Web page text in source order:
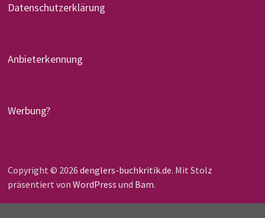
Datenschutzerklärung
Anbieterkennung
Werbung?
Copyright © 2026 denglers-buchkritik.de. Mit Stolz
präsentiert von WordPress und Bam.